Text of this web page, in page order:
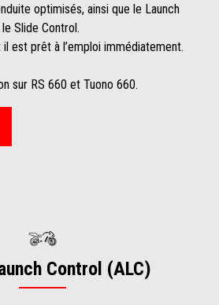
optimisés, ainsi que le Launch
Slide Control.
est prêt à l’emploi immédiatement.
sur RS 660 et Tuono 660.
Control (ALC)